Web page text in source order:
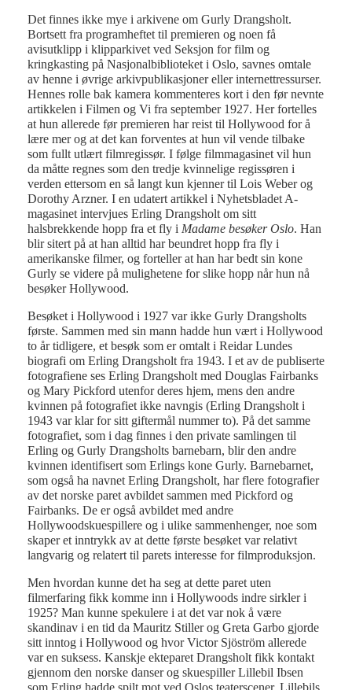
Det finnes ikke mye i arkivene om Gurly Drangsholt.
Bortsett fra programheftet til premieren og noen få
avisutklipp i klipparkivet ved Seksjon for film og
kringkasting på Nasjonalbiblioteket i Oslo, savnes omtale
av henne i øvrige arkivpublikasjoner eller internettressurser.
Hennes rolle bak kamera kommenteres kort i den før nevnte
artikkelen i Filmen og Vi fra september 1927. Her fortelles
at hun allerede før premieren har reist til Hollywood for å
lære mer og at det kan forventes at hun vil vende tilbake
som fullt utlært filmregissør. I følge filmmagasinet vil hun
da måtte regnes som den tredje kvinnelige regissøren i
verden ettersom en så langt kun kjenner til Lois Weber og
Dorothy Arzner. I en udatert artikkel i Nyhetsbladet A-
magasinet intervjues Erling Drangsholt om sitt
halsbrekkende hopp fra et fly i Madame besøker Oslo. Han
blir sitert på at han alltid har beundret hopp fra fly i
amerikanske filmer, og forteller at han har bedt sin kone
Gurly se videre på mulighetene for slike hopp når hun nå
besøker Hollywood.
Besøket i Hollywood i 1927 var ikke Gurly Drangsholts
første. Sammen med sin mann hadde hun vært i Hollywood
to år tidligere, et besøk som er omtalt i Reidar Lundes
biografi om Erling Drangsholt fra 1943. I et av de publiserte
fotografiene ses Erling Drangsholt med Douglas Fairbanks
og Mary Pickford utenfor deres hjem, mens den andre
kvinnen på fotografiet ikke navngis (Erling Drangsholt i
1943 var klar for sitt giftermål nummer to). På det samme
fotografiet, som i dag finnes i den private samlingen til
Erling og Gurly Drangsholts barnebarn, blir den andre
kvinnen identifisert som Erlings kone Gurly. Barnebarnet,
som også ha navnet Erling Drangsholt, har flere fotografier
av det norske paret avbildet sammen med Pickford og
Fairbanks. De er også avbildet med andre
Hollywoodskuespillere og i ulike sammenhenger, noe som
skaper et inntrykk av at dette første besøket var relativt
langvarig og relatert til parets interesse for filmproduksjon.
Men hvordan kunne det ha seg at dette paret uten
filmerfaring fikk komme inn i Hollywoods indre sirkler i
1925? Man kunne spekulere i at det var nok å være
skandinav i en tid da Mauritz Stiller og Greta Garbo gjorde
sitt inntog i Hollywood og hvor Victor Sjöström allerede
var en suksess. Kanskje ekteparet Drangsholt fikk kontakt
gjennom den norske danser og skuespiller Lillebil Ibsen